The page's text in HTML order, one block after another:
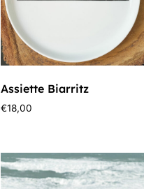
Assiette Biarritz
€18,00